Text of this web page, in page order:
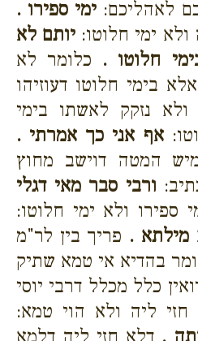
לאהליכם: ימי ספירו .
ימי חלוטו: יותם לא
חלוטו . כלומר לא
בימי חלוטו דעוזיהו
ולא נזקק לאשתו בימי
אף אני כך אמרתי .
המטה דוישב מחוץ
ורבי סבר מאי דגלי
ספירו ולא ימי חלוטו:
מילתא . פריך בין לר"מ
בהדיא אי טמא שתיק
כלל מכלל דרבי יוסי
ליה ולא הוי טמא: